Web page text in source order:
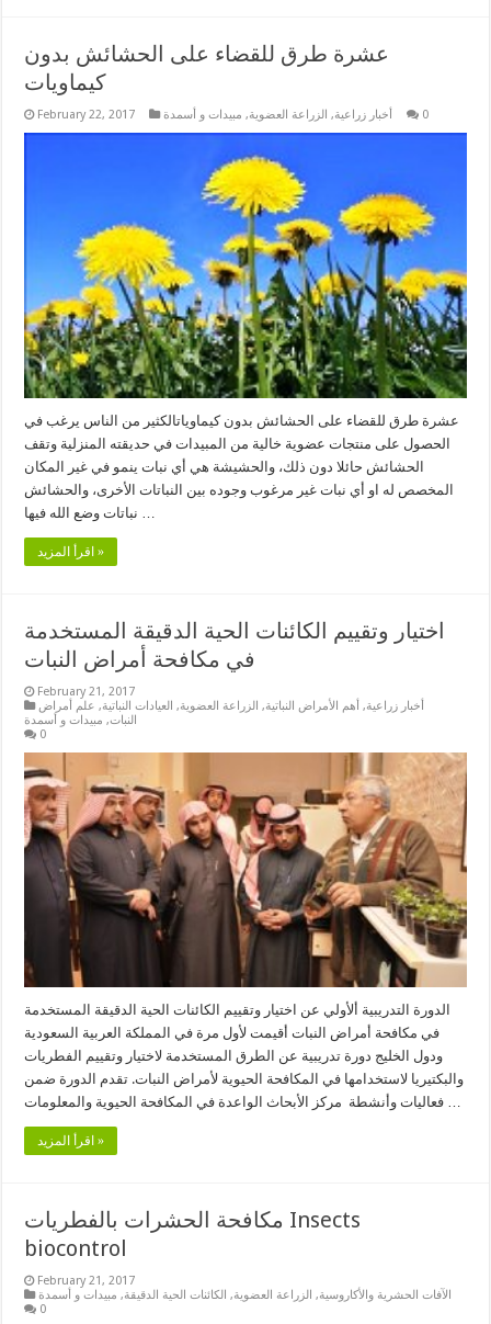
عشرة طرق للقضاء على الحشائش بدون
كيماويات
February 22, 2017 أخبار زراعية, الزراعة العضوية, مبيدات و أسمدة 0
عشرة طرق للقضاء على الحشائش بدون كيماوياتالكثير من الناس يرغب في
الحصول على منتجات عضوية خالية من المبيدات في حديقته المنزلية وتقف
الحشائش حائلا دون ذلك، والحشيشة هي أي نبات ينمو في غير المكان
المخصص له او أي نبات غير مرغوب وجوده بين النباتات الأخرى، والحشائش
اقرأ المزيد »
اختيار وتقييم الكائنات الحية الدقيقة المستخدمة
February 21, 2017
أخبار زراعية, أهم الأمراض النباتية, الزراعة العضوية, العيادات النباتية, علم أمراض
النبات, مبيدات و أسمدة
0
الدورة التدريبية ألأولي عن اختيار وتقييم الكائنات الحية الدقيقة المستخدمة
في مكافحة أمراض النبات أقيمت لأول مرة في المملكة العربية السعودية
ودول الخليج دورة تدريبية عن الطرق المستخدمة لاختيار وتقييم الفطريات
والبكتيريا لاستخدامها في المكافحة الحيوية لأمراض النبات. تقدم الدورة ضمن
فعاليات وأنشطة مركز الأبحاث الواعدة في المكافحة الحيوية والمعلومات …
اقرأ المزيد »
مكافحة الحشرات بالفطريات Insects
biocontrol
February 21, 2017
الآفات الحشرية والأكاروسية, الزراعة العضوية, الكائنات الحية الدقيقة, مبيدات و أسمدة
0